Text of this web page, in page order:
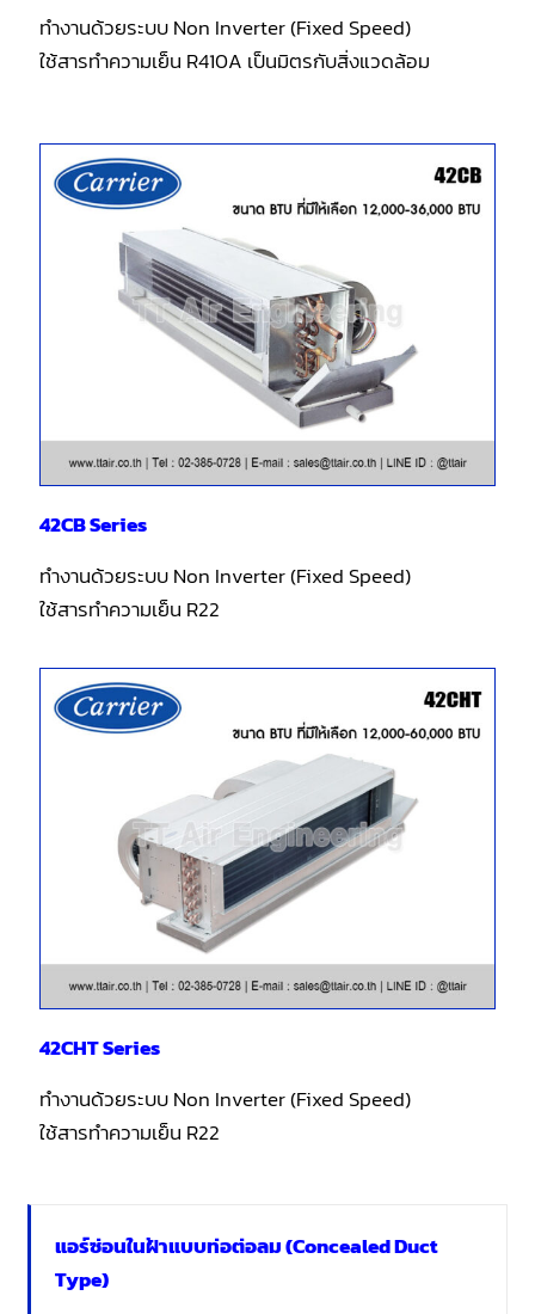
ทำงานด้วยระบบ Non Inverter (Fixed Speed)
ใช้สารทำความเย็น R410A เป็นมิตรกับสิ่งแวดล้อม
42CB Series
ทำงานด้วยระบบ Non Inverter (Fixed Speed)
ใช้สารทำความเย็น R22
42CHT Series
ทำงานด้วยระบบ Non Inverter (Fixed Speed)
ใช้สารทำความเย็น R22
แอร์ซ่อนในฝ้าแบบท่อต่อลม (Concealed Duct
Type)